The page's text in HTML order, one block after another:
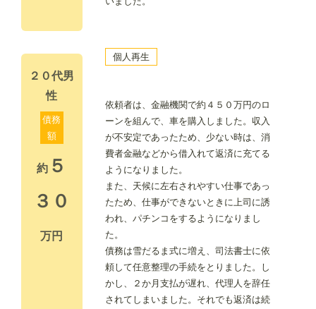
２０代男
性
債務
額
約 ５
３０
万円
個人再生
依頼者は、金融機関で約４５０万円のロ
ーンを組んで、車を購入しました。収入
が不安定であったため、少ない時は、消
費者金融などから借入れて返済に充てる
ようになりました。
また、天候に左右されやすい仕事であっ
たため、仕事ができないときに上司に誘
われ、パチンコをするようになりまし
た。
債務は雪だるま式に増え、司法書士に依
頼して任意整理の手続をとりました。し
かし、２か月支払が遅れ、代理人を辞任
されてしまいました。それでも返済は続